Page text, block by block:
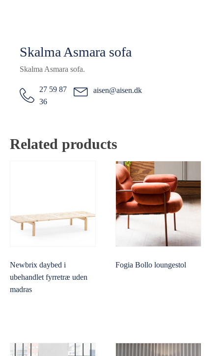
Skalma Asmara sofa
Skalma Asmara sofa.
27 59 87
36
aisen@aisen.dk
Related products
Newbrix daybed i
ubehandlet fyrretræ uden
madras
Fogia Bollo loungestol